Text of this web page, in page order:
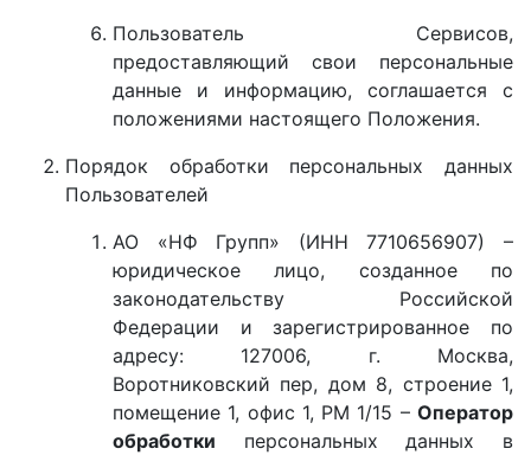
Пользователь Сервисов,
предоставляющий свои персональные
данные и информацию, соглашается с
положениями настоящего Положения.
Порядок обработки персональных данных
Пользователей
АО «НФ Групп» (ИНН 7710656907) –
юридическое лицо, созданное по
законодательству Российской
Федерации и зарегистрированное по
адресу: 127006, г. Москва,
Воротниковский пер, дом 8, строение 1,
помещение 1, офис 1, РМ 1/15 – Оператор
обработки персональных данных в